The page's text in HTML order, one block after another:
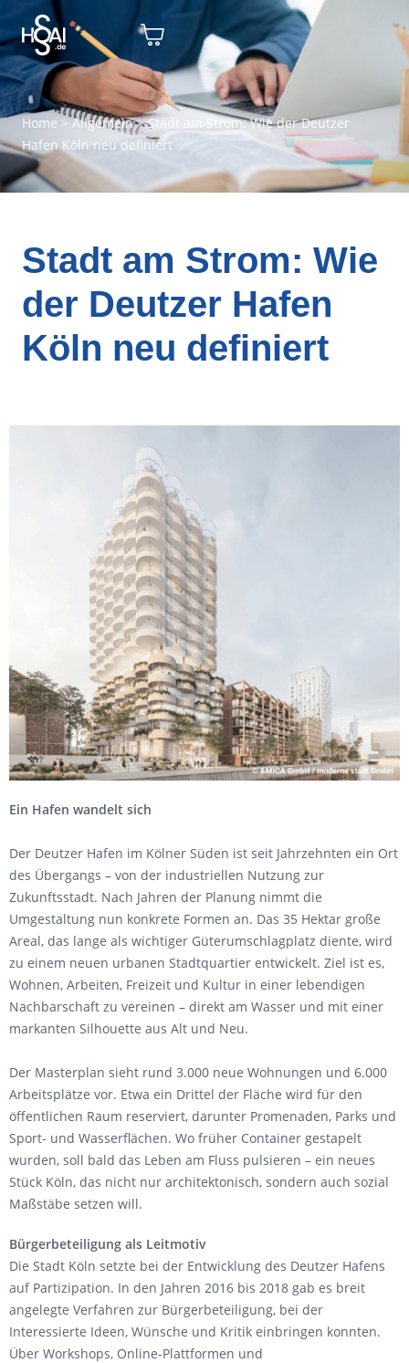
Home >Allgemein>Stadt am Strom: Wie der Deutzer
Hafen Köln neu definiert
Stadt am Strom: Wie
der Deutzer Hafen
Köln neu definiert
Ein Hafen wandelt sich
Der Deutzer Hafen im Kölner Süden ist seit Jahrzehnten ein Ort
des Übergangs – von der industriellen Nutzung zur
Zukunftsstadt. Nach Jahren der Planung nimmt die
Umgestaltung nun konkrete Formen an. Das 35 Hektar große
Areal, das lange als wichtiger Güterumschlagplatz diente, wird
zu einem neuen urbanen Stadtquartier entwickelt. Ziel ist es,
Wohnen, Arbeiten, Freizeit und Kultur in einer lebendigen
Nachbarschaft zu vereinen – direkt am Wasser und mit einer
markanten Silhouette aus Alt und Neu.
Der Masterplan sieht rund 3.000 neue Wohnungen und 6.000
Arbeitsplätze vor. Etwa ein Drittel der Fläche wird für den
öffentlichen Raum reserviert, darunter Promenaden, Parks und
Sport- und Wasserflächen. Wo früher Container gestapelt
wurden, soll bald das Leben am Fluss pulsieren – ein neues
Stück Köln, das nicht nur architektonisch, sondern auch sozial
Maßstäbe setzen will.
Bürgerbeteiligung als Leitmotiv
Die Stadt Köln setzte bei der Entwicklung des Deutzer Hafens
auf Partizipation. In den Jahren 2016 bis 2018 gab es breit
angelegte Verfahren zur Bürgerbeteiligung, bei der
Interessierte Ideen, Wünsche und Kritik einbringen konnten.
Über Workshops, Online-Plattformen und